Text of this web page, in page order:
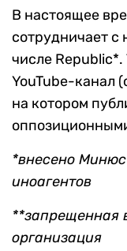
В настоящее
сотрудничает с
числе
YouTube-канал
на котором
*внесено
иноагентов
**запрещенная
организация